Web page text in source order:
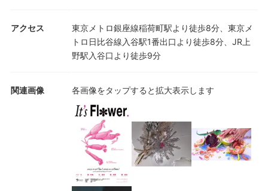
アクセス
東京メトロ銀座線稲荷町駅より徒歩8分、東京メ
トロ日比谷線入谷駅1番出口より徒歩8分、JR上
野駅入谷口より徒歩9分
関連画像 各画像をタップすると拡大表示します